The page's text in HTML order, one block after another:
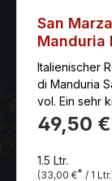
San
Manduria
Italienischer
di Manduria
vol. Ein sehr
sanftem
zu Rind und
Lammbraten,
49,50 €
1.5 Ltr.
(33,00 €* / 1